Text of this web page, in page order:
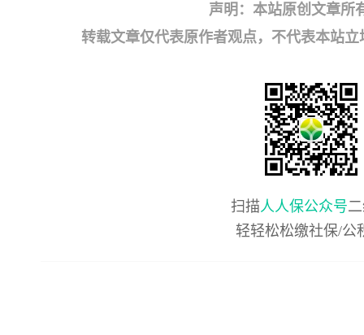
声明：本站原创文章所
转载文章仅代表原作者观点，不代表本站
扫描人人保公众号
轻轻松松缴社保/公